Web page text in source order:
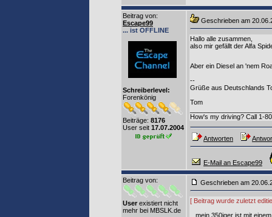
Beitrag von:
Escape99
... ist OFFLINE
Schreiberlevel:
Forenkönig
Beiträge: 8176
User seit 17.07.2004
Geschrieben am
Hallo alle zusammen,
also mir gefällt der Alfa
Aber ein Diesel an 'nem
--
Grüße aus Deutschlands
Tom
How's my driving? Call 1-
Antworten
E-Mail an Escape99
Beitrag von:
User existiert nicht
mehr bei MBSLK.de
Geschrieben am
[ Beitrag wurde zuletzt
...mein 350iger ist mit